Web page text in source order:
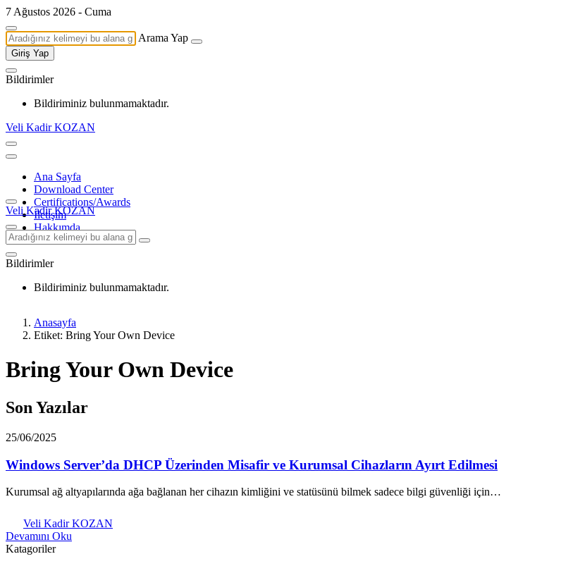
7 Ağustos 2026 - Cuma
Arama Yap
Giriş Yap
Bildirimler
Bildiriminiz bulunmamaktadır.
Veli Kadir KOZAN
Ana Sayfa
Download Center
Certifications/Awards
İletişim
Hakkımda
Veli Kadir KOZAN
Bildirimler
Bildiriminiz bulunmamaktadır.
Anasayfa
Etiket: Bring Your Own Device
Bring Your Own Device
Son Yazılar
25/06/2025
Windows Server’da DHCP Üzerinden Misafir ve Kurumsal Cihazların Ayırt Edilmesi
Kurumsal ağ altyapılarında ağa bağlanan her cihazın kimliğini ve statüsünü bilmek sadece bilgi güvenliği için…
Veli Kadir KOZAN
Devamını Oku
Katagoriler